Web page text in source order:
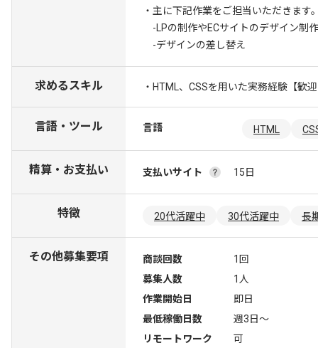
・主に下記作業をご担当いただきます
-LPの制作やECサイトのデザイン制
-デザインの差し替え
求めるスキル ・HTML、CSSを用いた実務経験 【歓
言語・ツール 言語 HTML
精算・お支払い 支払いサイト 15日
特徴 20代活躍中 30代活躍中 長
その他募集要項 商談回数
1回
募集人数
1人
作業開始日
即日
最低稼働日数
週3日〜
リモートワーク
可